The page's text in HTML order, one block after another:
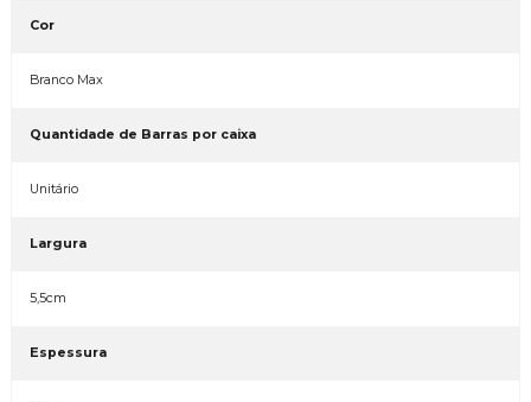
Cor
Branco Max
Quantidade de Barras por caixa
Unitário
Largura
5,5cm
Espessura